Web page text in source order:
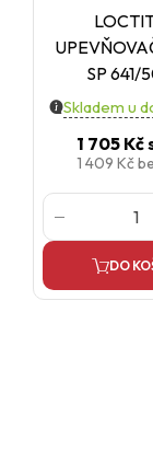
SP 641/
Skladem u
1 705 Kč
1 409 Kč
DO